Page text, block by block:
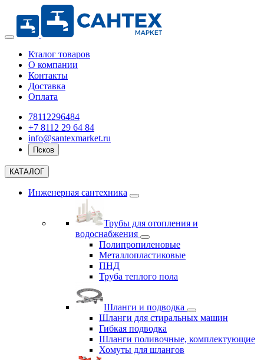
Кталог товаров
О компании
Контакты
Доставка
Оплата
78112296484
+7 8112 29 64 84
info@santexmarket.ru
Псков
КАТАЛОГ
Инженерная сантехника
Трубы для отопления и
водоснабжения
Полипропиленовые
Металлопластиковые
ПНД
Труба теплого пола
Шланги и подводка
Шланги для стиральных машин
Гибкая подводка
Шланги поливочные, комплектующие
Хомуты для шлангов